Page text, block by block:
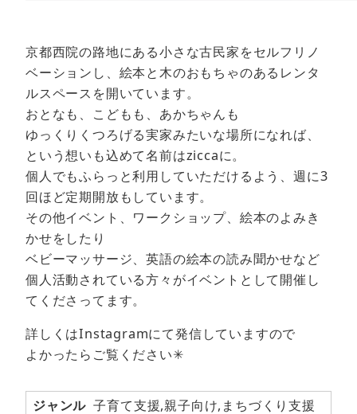
京都西院の路地にある小さな古民家をセルフリノ
ベーションし、絵本と木のおもちゃのあるレンタ
ルスペースを開いています。
おとなも、こどもも、あかちゃんも
ゆっくりくつろげる実家みたいな場所になれば、
という想いも込めて名前はziccaに。
個人でもふらっと利用していただけるよう、週に3
回ほど定期開放もしています。
その他イベント、ワークショップ、絵本のよみき
かせをしたり
ベビーマッサージ、英語の絵本の読み聞かせなど
個人活動されている方々がイベントとして開催し
てくださってます。
詳しくはInstagramにて発信していますので
よかったらご覧ください✳︎
ジャンル 子育て支援,親子向け,まちづくり支援